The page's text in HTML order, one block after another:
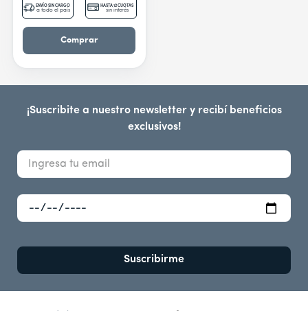
ENVÍO SIN CARGO
a todo el país
HASTA 12 CUOTAS
sin interés
Comprar
¡Suscribite a nuestro newsletter y recibí beneficios
exclusivos!
Suscribirme